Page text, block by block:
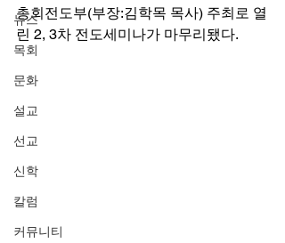
뉴스
목회
문화
설교
선교
신학
칼럼
커뮤니티
총회전도부(부장:김학목 목사) 주최로 열
린 2, 3차 전도세미나가 마무리됐다.